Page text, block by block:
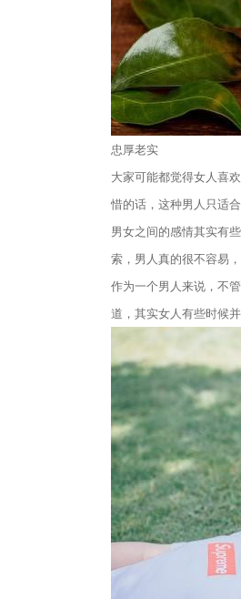
忠厚老实
大家可能都觉得女人喜
惜的话，这种男人只适合
男女之间的感情其实有
索，男人真的很不容易
作为一个男人来说，不
道，其实女人有些时候